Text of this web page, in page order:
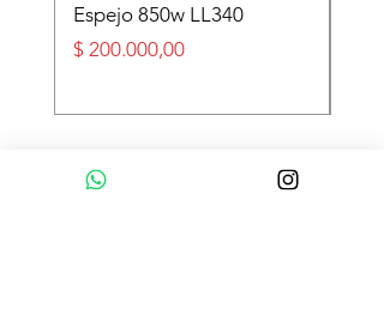
Espejo 850w LL340
Precio
$ 200.000,00